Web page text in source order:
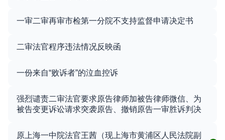
一审二审再审市检第一分院不支持监督申请决定书
二审法官程序违法情况反映函
一份来自“败诉者”的泣血控诉
强烈谴责二审法官要求原告律师加被告律师微信、为
被告变更诉讼请求突袭原告、撤销原告一审胜诉判决
原上海一中院法官王茜（现上海市黄浦区人民法院副